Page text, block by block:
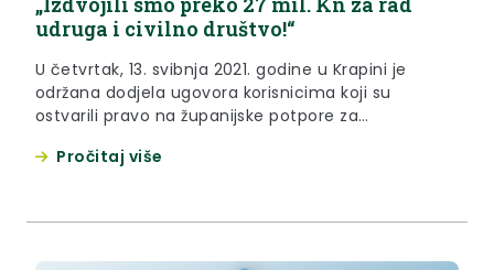
udruga i civilno društvo!“
U četvrtak, 13. svibnja 2021. godine u Krapini je
održana dodjela ugovora korisnicima koji su
ostvarili pravo na županijske potpore za
prevencije zdravlja, skrbi o mladima i ranjivim
Pročitaj više